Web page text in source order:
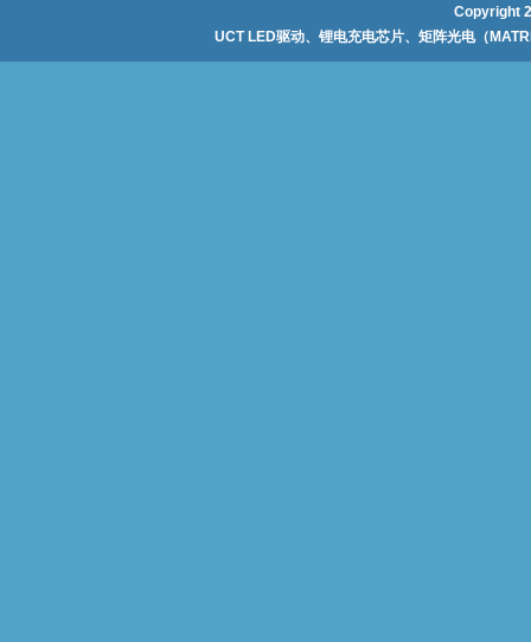
Copyright
UCT LED驱动、锂电充电芯片、矩阵光电（